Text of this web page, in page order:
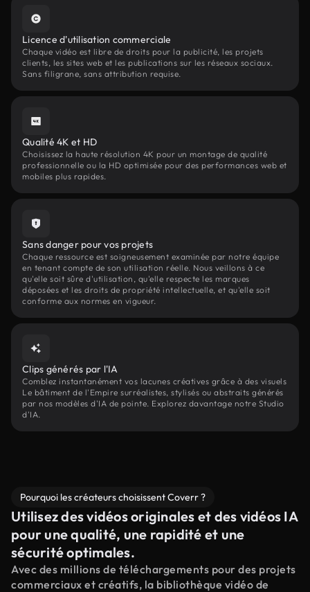
Licence d'utilisation commerciale
Chaque vidéo est libre de droits pour la publicité, les projets
clients, les sites web et les publications sur les réseaux sociaux.
Sans filigrane, sans attribution requise.
Qualité 4K et HD
Choisissez la haute résolution 4K pour un montage de qualité
professionnelle ou la HD optimisée pour des performances web et
mobiles plus rapides.
Sans danger pour vos projets
Chaque ressource est soigneusement examinée par notre équipe
en tenant compte de son utilisation réelle. Nous veillons à ce
qu'elle soit sûre d'utilisation, qu'elle respecte les marques
déposées et les droits de propriété intellectuelle, et qu'elle soit
conforme aux normes en vigueur.
Clips générés par l'IA
Comblez instantanément vos lacunes créatives grâce à des visuels
Le bâtiment de l'Empire surréalistes, stylisés ou abstraits générés
par nos modèles d'IA de pointe. Explorez davantage notre Studio
d'IA.
Pourquoi les créateurs choisissent Coverr ?
Utilisez des vidéos originales et des vidéos IA
pour une qualité, une rapidité et une
sécurité optimales.
Avec des millions de téléchargements pour des projets
commerciaux et créatifs, la bibliothèque vidéo de